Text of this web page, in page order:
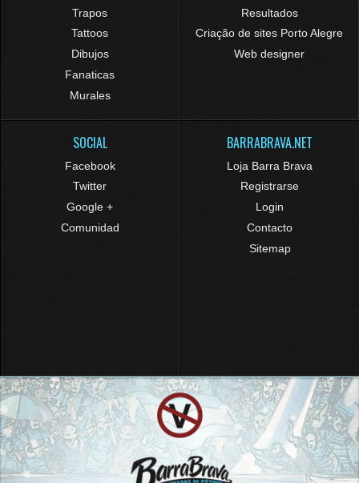
Trapos
Tattoos
Dibujos
Fanaticas
Murales
Resultados
Criação de sites Porto Alegre
Web designer
SOCIAL
Facebook
Twitter
Google +
Comunidad
BARRABRAVA.NET
Loja Barra Brava
Registrarse
Login
Contacto
Sitemap